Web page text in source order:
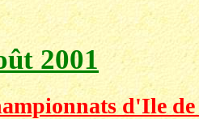
2001
d'Ile